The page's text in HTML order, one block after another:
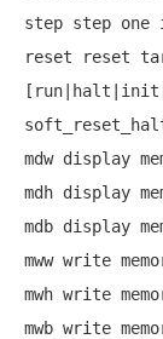
step step
reset reset
mdw display
mdh display
mdb display
mww write
mwh write
mwb write